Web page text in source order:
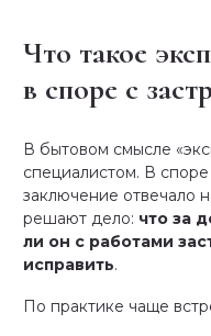
Что такое экспертиза: виды и роль
в споре с
В бытовом смысле
специалистом. В
заключение отвечало
решают дело: что за
ли он с работами
исправить.
По практике чаще